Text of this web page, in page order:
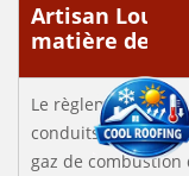
Artisan Louis
matière de
Le règlement
conduits de fumée
gaz de